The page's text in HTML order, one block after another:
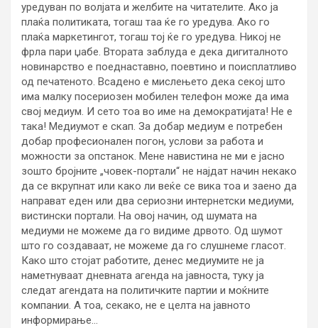
уредуван по волјата и желбите на читателите. Ако ја
плаќа политиката, тогаш таа ќе го уредува. Ако го
плаќа маркетингот, тогаш тој ќе го уредува. Никој не
фрла пари џабе. Втората заблуда е дека дигиталното
новинарство е поеднаставно, поевтино и поисплатливо
од печатеното. Всадено е мислењето дека секој што
има малку посериозен мобилен телефон може да има
свој медиум. И сето тоа во име на демократијата! Не е
така! Медиумот е скап. За добар медиум е потребен
добар професионален погон, услови за работа и
можности за опстанок. Мене навистина не ми е јасно
зошто бројните „човек-портали“ не најдат начин некако
да се вкрупнат или како ли веќе се вика тоа и заено да
направат еден или два сериозни интернетски медиуми,
вистински портали. На овој начин, од шумата на
медиуми не можеме да го видиме дрвото. Од шумот
што го создаваат, не можеме да го слушнеме гласот.
Како што стојат работите, денес медиумите не ја
наметнуваат дневната агенда на јавноста, туку ја
следат агендата на политичките партии и моќните
компании. А тоа, секако, не е целта на јавното
информирање…